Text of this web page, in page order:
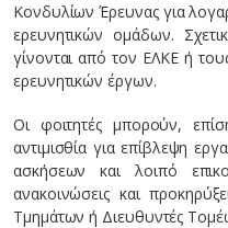
Κονδυλίων Έρευνας για
ερευνητικών ομάδων.
γίνονται από τον ΕΛΚΕ ή
ερευνητικών έργων.
Οι φοιτητές μπορούν,
αντιμισθία για επίβλεψη
ασκήσεων και λοιπό
ανακοινώσεις και
Τμημάτων ή Διευθυντές